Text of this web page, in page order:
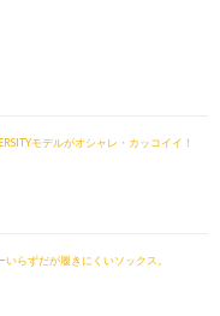
モデルがオシャレ・カッコイイ！
らずだが履きにくいソックス。